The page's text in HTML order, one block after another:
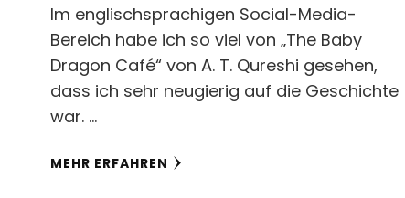
Im englischsprachigen Social-Media-
Bereich habe ich so viel von „The Baby
Dragon Café“ von A. T. Qureshi gesehen,
dass ich sehr neugierig auf die Geschichte
war. …
MEHR ERFAHREN